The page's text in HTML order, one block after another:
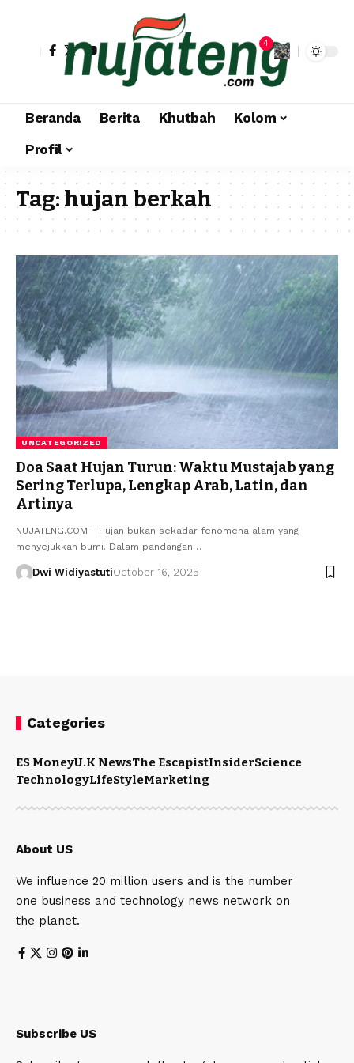
4
Beranda Berita Khutbah
Kolom
Profil
Tag:hujan berkah
UNCATEGORIZED
Doa Saat Hujan Turun: Waktu Mustajab yang
Sering Terlupa, Lengkap Arab, Latin, dan
Artinya
NUJATENG.COM - Hujan bukan sekadar fenomena alam yang
menyejukkan bumi. Dalam pandangan…
Dwi WidiyastutiOctober 16, 2025
Categories
ES MoneyU.K NewsThe EscapistInsiderScience
TechnologyLifeStyleMarketing
About US
We influence 20 million users and is the number
one business and technology news network on
the planet.
Subscribe US